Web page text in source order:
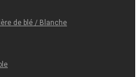
de blé / Blanche